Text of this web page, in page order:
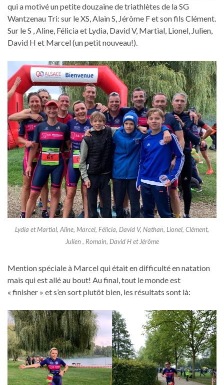
qui a motivé un petite douzaine de triathlètes de la SG
Wantzenau Tri: sur le XS, Alain S, Jérôme F et son fils Clément.
Sur le S , Aline, Félicia et Lydia, David V, Martial, Lionel, Julien,
David H et Marcel (un petit nouveau!).
Lydia et Martial, Aline, Marcel, Félicia, David V, Nathan, Lionel, Clément,
Julien , Romain, David H et Jérôme
Mention spéciale à Marcel qui était en difficulté en natation
mais qui est allé au bout! Au final, tout le monde est
« finisher » et s’en sort plutôt bien, les résultats sont là: